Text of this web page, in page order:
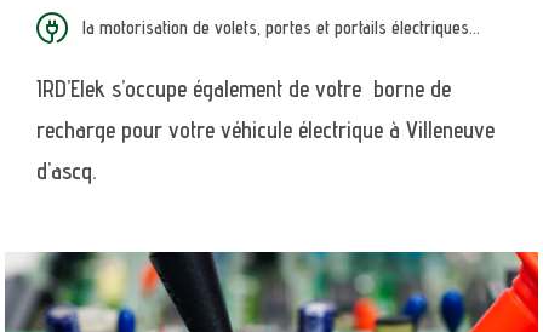
la motorisation de volets, portes et portails électriques…
IRD’Elek s’occupe également de votre borne de
recharge pour votre véhicule électrique à Villeneuve
d’ascq.